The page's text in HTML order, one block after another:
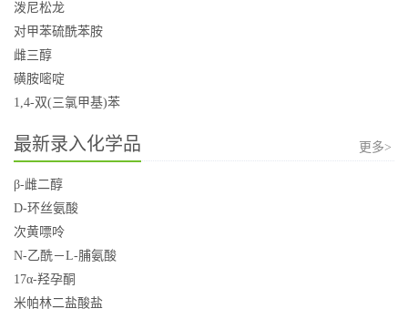
泼尼松龙
对甲苯硫酰苯胺
雌三醇
磺胺嘧啶
1,4-双(三氯甲基)苯
最新录入化学品 更多>
β-雌二醇
D-环丝氨酸
次黄嘌呤
N-乙酰－L-脯氨酸
17α-羟孕酮
米帕林二盐酸盐